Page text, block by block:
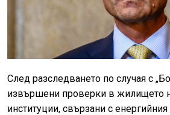
След разследването по случая с
извършени проверки в жилището
институции, свързани с